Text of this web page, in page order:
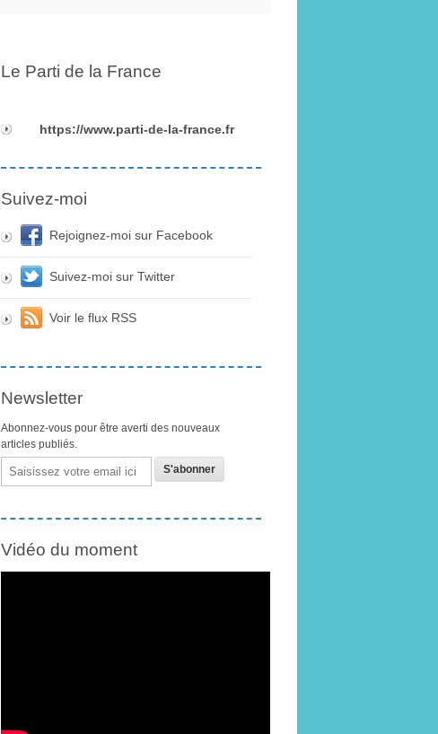
Le Parti de la France
https://www.parti-de-la-france.fr
Suivez-moi
Rejoignez-moi sur Facebook
Suivez-moi sur Twitter
Voir le flux RSS
Newsletter
Abonnez-vous pour être averti des nouveaux
articles publiés.
Email
Vidéo du moment